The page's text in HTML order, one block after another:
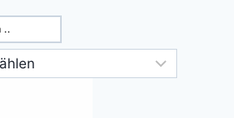
Suchen